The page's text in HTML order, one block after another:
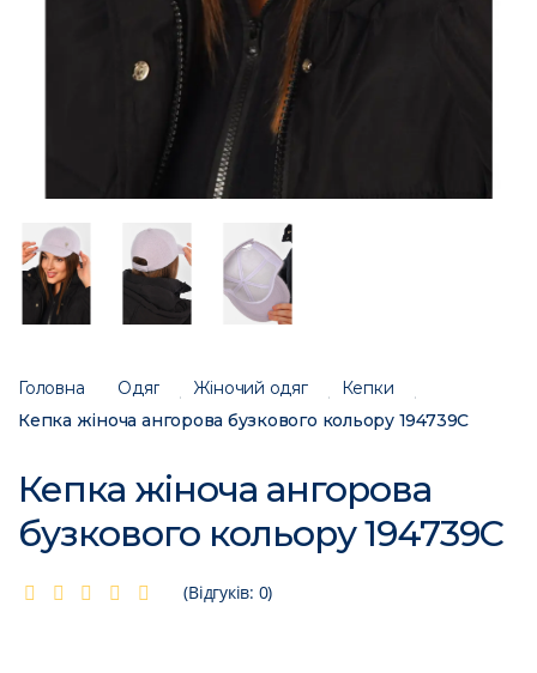
Головна Одяг Жіночий одяг
Кепки
Кепка жіноча ангорова бузкового кольору 194739C
Кепка жіноча ангорова
бузкового кольору 194739C
(Відгуків: 0)